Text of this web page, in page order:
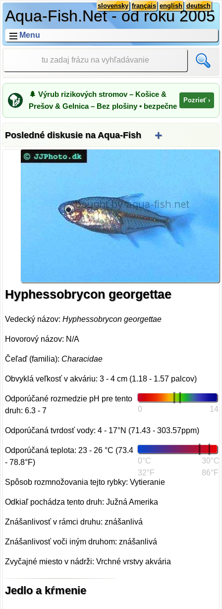
Aqua-Fish.Net - od roku 2005
deutsch
english
français
slovensky
Menu
🌲 Výrub rizikových stromov – Košice &
Prešov & Gelnica – Bez plošiny • bezpečne
Pozrieť ›
Posledné diskusie na Aqua-Fish +
Hyphessobrycon georgettae
Vedecký názov:Hyphessobrycon georgettae
Hovorový názov: N/A
Čeľaď (familia): Characidae
Obvyklá veľkosť v akváriu: 3 - 4 cm (1.18 - 1.57 palcov)
0 14
Odporúčané rozmedzie pH pre tento
druh: 6.3 - 7
Odporúčaná tvrdosť vody: 4 - 17°N (71.43 - 303.57ppm)
0°C
32°F
30°C
86°F
Odporúčaná teplota: 23 - 26 °C (73.4
- 78.8°F)
Spôsob rozmnožovania tejto rybky: Vytieranie
Odkiaľ pochádza tento druh: Južná Amerika
Znášanlivosť v rámci druhu: znášanlivá
Znášanlivosť voči iným druhom: znášanlivá
Zvyčajné miesto v nádrži: Vrchné vrstvy akvária
Jedlo a kŕmenie